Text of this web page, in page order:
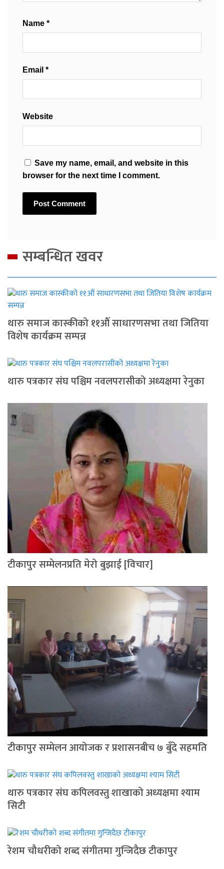
Name *
Email *
Website
Save my name, email, and website in this
browser for the next time I comment.
सम्बन्धित खवर
थारु समाज कास्कीको ११औं साधारणसभा तथा जितिया
विशेष कार्यक्रम सम्पन्न
थारु पत्रकार संघ पश्चिम नवलपरासीको अध्यक्षमा रेनुका
टीकापुर सम्मेलनप्रति मेरो बुझाई [विचार]
टीकापुर सम्मेलन आयोजक र प्रशासनबीच ७ बुँदे सहमति
थारु पत्रकार संघ कपिलवस्तु शाखाको अध्यक्षमा श्याम
सिटी
रेशम चौधरीको शब्द संगीतमा गुन्जिदैछ टीकापुर